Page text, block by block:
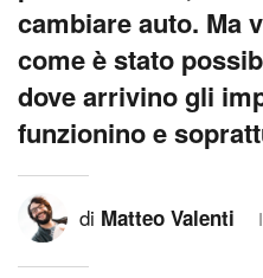
cambiare auto. Ma
come è stato
dove arrivino gli
funzionino e
di Matteo Valenti